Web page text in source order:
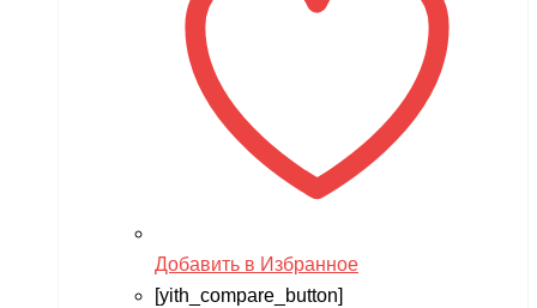
Добавить в Избранное
[yith_compare_button]